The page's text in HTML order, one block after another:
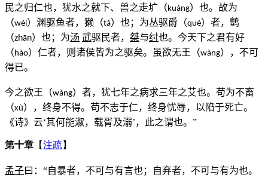
民之归仁也，犹水之就下、兽之走圹（ kuàng）也。故为
（wèi）渊驱鱼者，獭（tǎ）也；为丛驱爵（què）者，鹯
（zhān）也；为汤 武驱民者， 桀与纣也。今天下之君有好
（ hào）仁者，则诸侯皆为之驱矣。虽欲无王（wàng），不可
得已。
今之欲王（wàng）者，犹七年之病求三年之艾也。苟为不畜
（xù），终身不得。苟不志于仁，终身忧辱，以陷于死亡。
《诗》云‘其何能淑，载胥及溺’，此之谓也。”
第十章 【注疏】
孟子曰：“自暴者，不可与有言也；自弃者，不可与有为也。